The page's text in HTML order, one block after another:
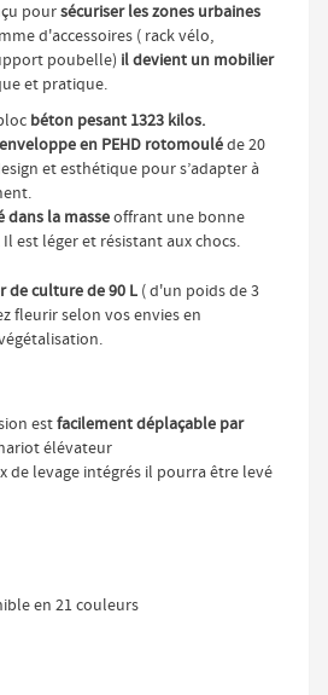
poursécuriser les zones urbaines
d'accessoires ( rack vélo,
poubelle) il devient un mobilier
et pratique.
béton pesant 1323 kilos.
en PEHD rotomouléde 20
et esthétique pour s’adapter à
dans la masseoffrant une bonne
Il est léger et résistant aux chocs.
de culture de 90 L ( d'un poids de 3
fleurir selon vos envies en
estfacilement déplaçable par
élévateur
de levage intégrés il pourra être levé
en 21 couleurs